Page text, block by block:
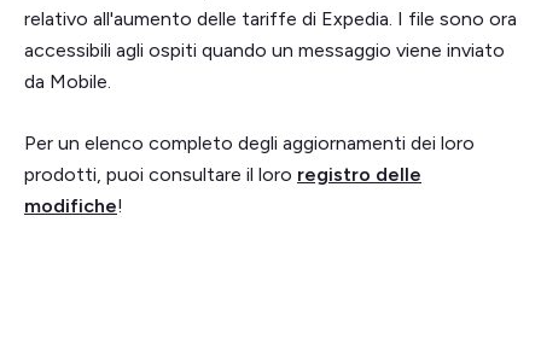
relativo all'aumento delle tariffe di Expedia. I file sono ora
accessibili agli ospiti quando un messaggio viene inviato
da Mobile.
Per un elenco completo degli aggiornamenti dei loro
prodotti, puoi consultare il loro registro delle
modifiche!